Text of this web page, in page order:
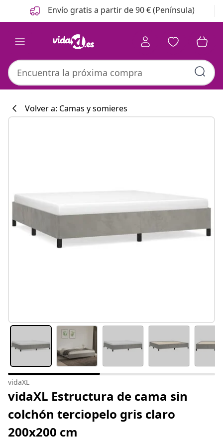
Anterior
Siguiente Envío gratis a partir de 90 € (Península)
Volver a: Camas y somieres
vidaXL
vidaXL Estructura de cama sin
colchón terciopelo gris claro
200x200 cm